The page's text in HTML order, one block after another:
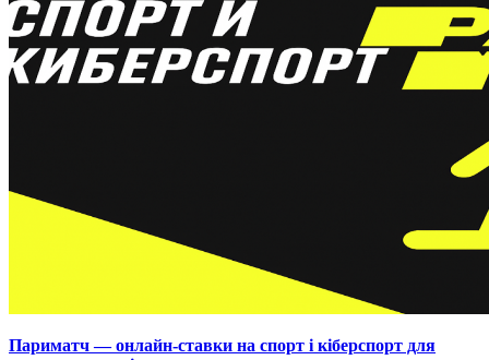
Париматч — онлайн-ставки на спорт і кіберспорт для